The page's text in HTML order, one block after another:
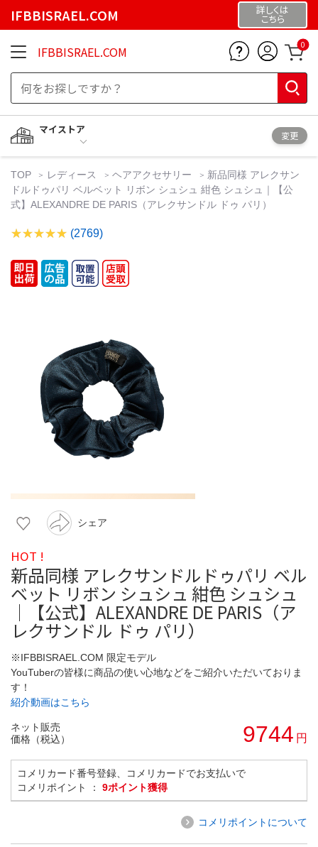
IFBBISRAEL.COM 詳しくは
こちら
IFBBISRAEL.COM 0
マイストア
変更
TOP レディース ヘアアクセサリー
新品同様 アレクサン
ドルドゥパリ ベルベット リボン シュシュ 紺色 シュシュ｜【公
式】ALEXANDRE DE PARIS（アレクサンドル ドゥ パリ）
(2769)
シェア
HOT !
新品同様 アレクサンドルドゥパリ ベル
ベット リボン シュシュ 紺色 シュシュ
｜【公式】ALEXANDRE DE PARIS（ア
レクサンドル ドゥ パリ）
※IFBBISRAEL.COM 限定モデル
YouTuberの皆様に商品の使い心地などをご紹介いただいておりま
す！
紹介動画はこちら
ネット販売
価格（税込）
9744 円
コメリカード番号登録、コメリカードでお支払いで
コメリポイント ： 9ポイント獲得
コメリポイントについて